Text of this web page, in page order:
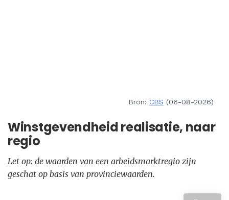
Bron: CBS (06-08-2026)
Winstgevendheid realisatie, naar
regio
Let op: de waarden van een arbeidsmarktregio zijn
geschat op basis van provinciewaarden.